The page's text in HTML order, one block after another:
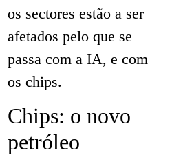
os sectores estão a ser
afetados pelo que se
passa com a IA, e com
os chips.
Chips: o novo
petróleo